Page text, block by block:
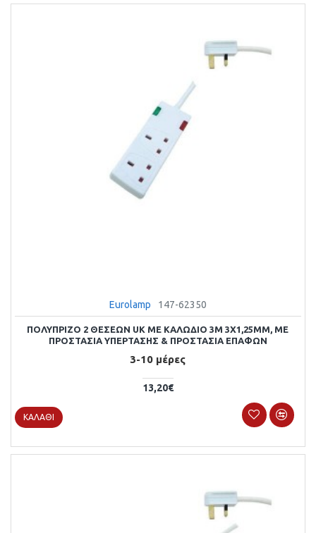
Eurolamp 147-62350
ΠΟΛΥΠΡΙΖΟ 2 ΘΕΣΕΩΝ UK ΜΕ ΚΑΛΩΔΙΟ 3M 3X1,25MM, ΜΕ
ΠΡΟΣΤΑΣΙΑ ΥΠΕΡΤΑΣΗΣ & ΠΡΟΣΤΑΣΙΑ ΕΠΑΦΩΝ
3-10 μέρες
13,20€
ΚΑΛΆΘΙ